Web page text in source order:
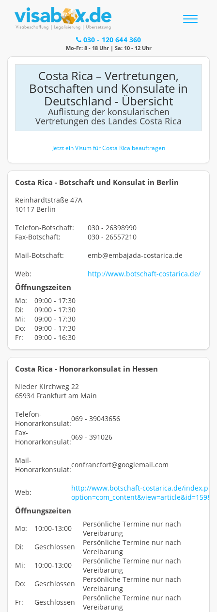
Toggle
030 - 120 644 360
Mo-Fr: 8 - 18 Uhr | Sa: 10 - 12 Uhr
Costa Rica – Vertretungen,
Botschaften und Konsulate in
Deutschland - Übersicht
Auflistung der konsularischen
Vertretungen des Landes Costa Rica
Jetzt ein Visum für Costa Rica beauftragen
Costa Rica - Botschaft und Konsulat in Berlin
Reinhardtstraße 47A
10117 Berlin
Telefon-Botschaft:
030 - 26398990
Fax-Botschaft:
030 - 26557210
Mail-Botschaft:
emb@embajada-costarica.de
Web:
http://www.botschaft-costarica.de/
Öffnungszeiten
Mo:
09:00 - 17:30
Di:
09:00 - 17:30
Mi:
09:00 - 17:30
Do:
09:00 - 17:30
Fr:
09:00 - 16:30
Costa Rica - Honorarkonsulat in Hessen
Nieder Kirchweg 22
65934 Frankfurt am Main
Telefon-
Honorarkonsulat:
069 - 39043656
Fax-
Honorarkonsulat:
069 - 391026
Mail-
Honorarkonsulat:
confrancfort@googlemail.com
Web:
http://www.botschaft-costarica.de/
Öffnungszeiten
Mo: 10:00-13:00
Persönliche Termine nur nach
Vereibarung
Di:
Geschlossen
Persönliche Termine nur nach
Vereibarung
Mi:
10:00-13:00
Persönliche Termine nur nach
Vereibarung
Do:
Geschlossen
Persönliche Termine nur nach
Vereibarung
Fr:
Geschlossen
Persönliche Termine nur nach
Vereibarung